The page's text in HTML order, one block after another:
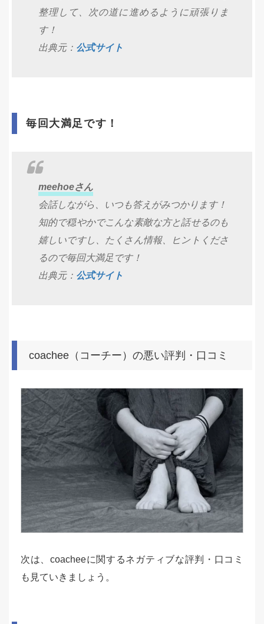
整理して、次の道に進めるように頑張りま
す！
出典元： 公式サイト
毎回大満足です！
meehoeさん
会話しながら、いつも答えがみつかります！
知的で穏やかでこんな素敵な方と話せるのも
嬉しいですし、たくさん情報、ヒントくださ
るので毎回大満足です！
出典元： 公式サイト
coachee（コーチー）の悪い評判・口コミ
次は、coacheeに関するネガティブな評判・口コミ
も見ていきましょう。